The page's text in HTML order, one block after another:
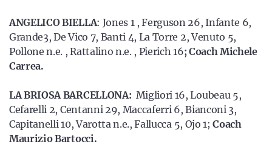
ANGELICO BIELLA: Jones 1 , Ferguson 26, Infante 6,
Grande3, De Vico 7, Banti 4, La Torre 2, Venuto 5,
Pollone n.e. , Rattalino n.e. , Pierich 16; Coach Michele
Carrea.
LA BRIOSA BARCELLONA: Migliori 16, Loubeau 5,
Cefarelli 2, Centanni 29, Maccaferri 6, Bianconi 3,
Capitanelli 10, Varotta n.e., Fallucca 5, Ojo 1;Coach
Maurizio Bartocci.